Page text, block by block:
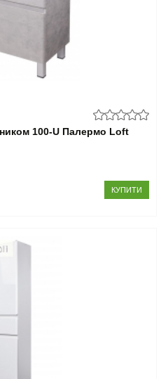
100-U Палермо Loft
КУПИТИ